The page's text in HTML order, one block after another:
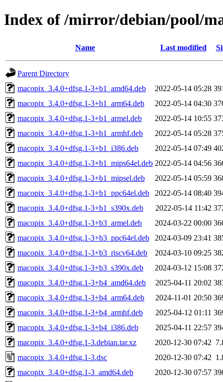
Index of /mirror/debian/pool/
Name Last modified
Parent Directory
macopix_3.4.0+dfsg.1-3+b1_amd64.deb
2022-05-14 05:28
macopix_3.4.0+dfsg.1-3+b1_arm64.deb
2022-05-14 04:30
macopix_3.4.0+dfsg.1-3+b1_armel.deb
2022-05-14 10:55
macopix_3.4.0+dfsg.1-3+b1_armhf.deb
2022-05-14 05:28
macopix_3.4.0+dfsg.1-3+b1_i386.deb
2022-05-14 07:49
macopix_3.4.0+dfsg.1-3+b1_mips64el.deb 2022-05-14 04:56
macopix_3.4.0+dfsg.1-3+b1_mipsel.deb
2022-05-14 05:59
macopix_3.4.0+dfsg.1-3+b1_ppc64el.deb
2022-05-14 08:40
macopix_3.4.0+dfsg.1-3+b1_s390x.deb
2022-05-14 11:42
macopix_3.4.0+dfsg.1-3+b3_armel.deb
2024-03-22 00:00
macopix_3.4.0+dfsg.1-3+b3_ppc64el.deb
2024-03-09 23:41
macopix_3.4.0+dfsg.1-3+b3_riscv64.deb
2024-03-10 09:25
macopix_3.4.0+dfsg.1-3+b3_s390x.deb
2024-03-12 15:08
macopix_3.4.0+dfsg.1-3+b4_amd64.deb
2025-04-11 20:02
macopix_3.4.0+dfsg.1-3+b4_arm64.deb
2024-11-01 20:50
macopix_3.4.0+dfsg.1-3+b4_armhf.deb
2025-04-12 01:11
macopix_3.4.0+dfsg.1-3+b4_i386.deb
2025-04-11 22:57
macopix_3.4.0+dfsg.1-3.debian.tar.xz
2020-12-30 07:42
macopix_3.4.0+dfsg.1-3.dsc
2020-12-30 07:42
macopix_3.4.0+dfsg.1-3_amd64.deb
2020-12-30 07:57